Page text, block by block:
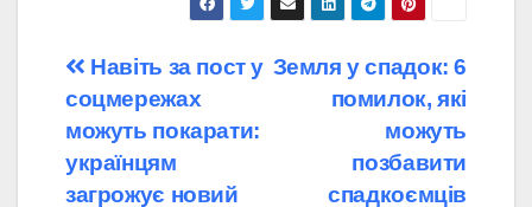
Навігація
записів
Земля у спадок: 6
помилок, які
можуть
позбавити
спадкоємців
Навіть за пост у
соцмережах
можуть покарати:
українцям
загрожує новий